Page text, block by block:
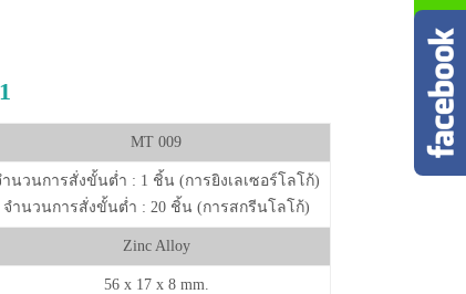
MT 009
ำนวนการสั่งขั้นต่ำ : 1 ชิ้น (การยิงเลเซอร์โลโก้)
จำนวนการสั่งขั้นต่ำ : 20 ชิ้น (การสกรีนโลโก้)
Zinc Alloy
56 x 17 x 8 mm.